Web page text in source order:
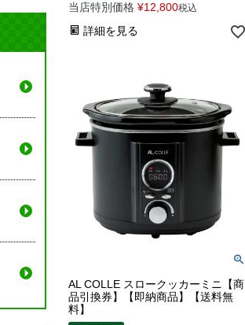
当店特別価格 ¥12,800税込
詳細を見る
AL COLLE スロークッカーミニ【商
品引換券】【即納商品】【送料無
料】